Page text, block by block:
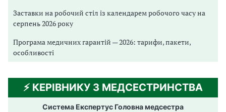
Заставки на робочий стіл із календарем робочого часу на
серпень 2026 року
Програма медичних гарантій — 2026: тарифи, пакети,
особливості
⚡️ КЕРІВНИКУ З МЕДСЕСТРИНСТВА
Система Експертус Головна медсестра